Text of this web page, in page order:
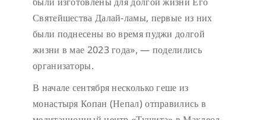
Святейшества Далай-ламы, первые из них
были поднесены во время пуджи долгой
жизни в мае 2023 года», — поделились
организаторы.
В начале сентября несколько геше из
монастыря Копан (Непал) отправились в